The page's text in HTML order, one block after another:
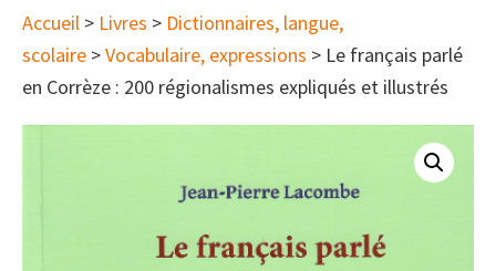
Accueil > Livres > Dictionnaires, langue,
scolaire >Vocabulaire, expressions > Le français parlé
en Corrèze : 200 régionalismes expliqués et illustrés